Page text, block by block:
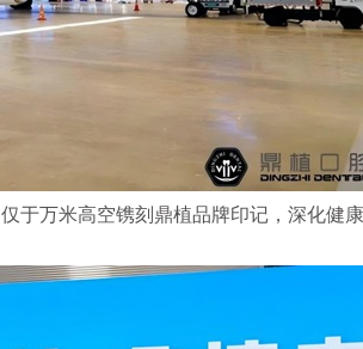
万米高空镌刻鼎植品牌印记，深化健